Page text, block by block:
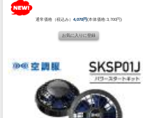
通常価格（税込み）4,070円(本体価格:3,700円)